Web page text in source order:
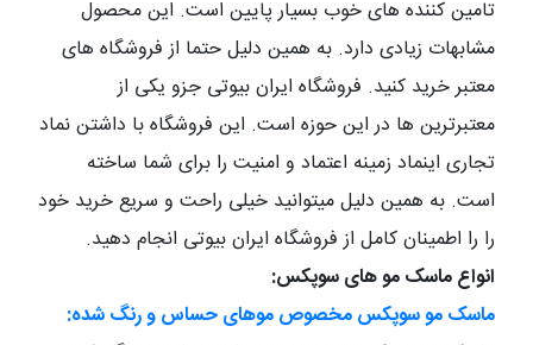
تامین کننده های خوب بسیار پایین است. این محصول
مشابهات زیادی دارد. به همین دلیل حتما از فروشگاه های
معتبر خرید کنید. فروشگاه ایران بیوتی جزو یکی از
معتبرترین ها در این حوزه است. این فروشگاه با داشتن نماد
تجاری اینماد زمینه اعتماد و امنیت را برای شما ساخته
است. به همین دلیل میتوانید خیلی راحت و سریع خرید خود
را را اطمینان کامل از فروشگاه ایران بیوتی انجام دهید.
انواع ماسک مو های سوپکس:
ماسک مو سوپکس مخصوص موهای حساس و رنگ شده: